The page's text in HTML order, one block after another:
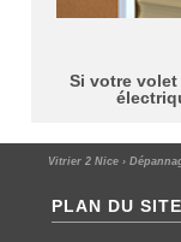
Si votre
Vitrier 2 Nice ›
PLAN DU SITE